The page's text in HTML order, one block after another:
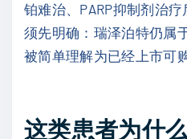
铂难治、PARP抑制剂治
须先明确：瑞泽泊特仍属
被简单理解为已经上市可
这类患者为什